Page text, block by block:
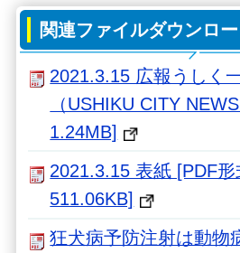
関連ファイルダウンロ
2021.3.15 広報うしく
（USHIKU CITY
1.24MB]
2021.3.15 表紙 [PDF形
511.06KB]
狂犬病予防注射は動物